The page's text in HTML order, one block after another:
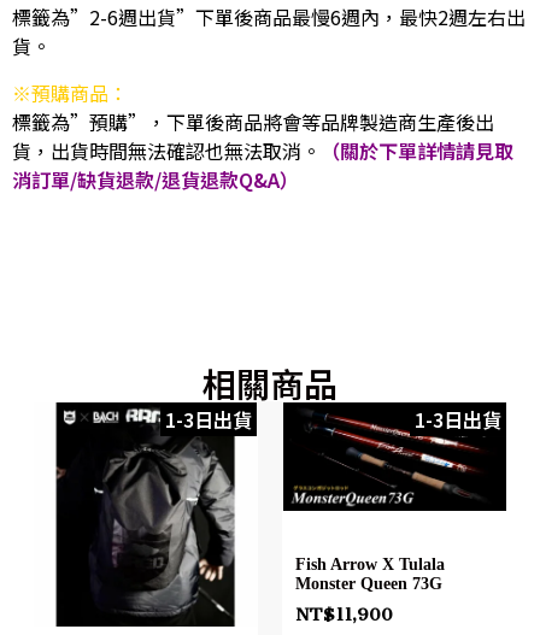
標籤為”2-6週出貨”下單後商品最慢6週內，最快2週左右出
貨。
※預購商品：
標籤為”預購”，下單後商品將會等品牌製造商生產後出
貨，出貨時間無法確認也無法取消。
（關於下單詳情請見取
消訂單/缺貨退款/退貨退款Q&A）
相關商品
1-3日出貨 1-3日出貨
Fish Arrow X Tulala
Monster Queen 73G
NT$11,900